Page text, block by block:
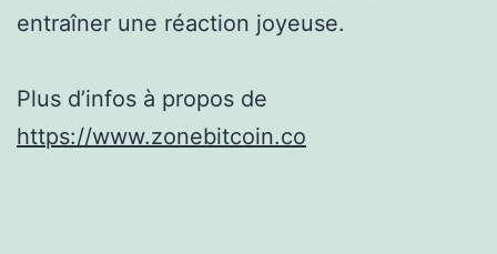
entraîner une réaction joyeuse.
Plus d’infos à propos de
https://www.zonebitcoin.co